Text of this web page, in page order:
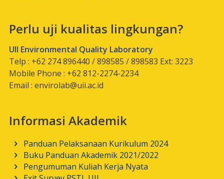
Perlu uji kualitas lingkungan?
UII Environmental Quality Laboratory
Telp : +62 274 896440 / 898585 / 898583 Ext: 3223
Mobile Phone : +62 812-2274-2234
Email : envirolab@uii.ac.id
Informasi Akademik
Panduan Pelaksanaan Kurikulum 2024
Buku Panduan Akademik 2021/2022
Pengumuman Kuliah Kerja Nyata